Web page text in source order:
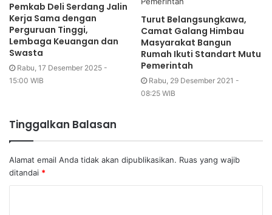
Pemkab Deli Serdang Jalin
Kerja Sama dengan
Perguruan Tinggi,
Lembaga Keuangan dan
Swasta
Rabu, 17 Desember 2025 -
15:00 WIB
Turut Belangsungkawa,
Camat Galang Himbau
Masyarakat Bangun
Rumah Ikuti Standart Mutu
Pemerintah
Rabu, 29 Desember 2021 -
08:25 WIB
Tinggalkan Balasan
Alamat email Anda tidak akan dipublikasikan. Ruas yang wajib
ditandai *